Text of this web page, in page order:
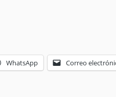
WhatsApp Correo